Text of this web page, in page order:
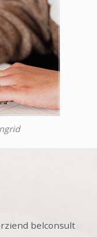
belconsult